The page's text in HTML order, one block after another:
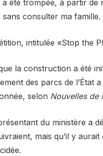
a été trompée, à partir de
sans consulter ma famille.
intitulée «Stop the
la construction a été
des parcs de l’État
selon Nouvelles de
du ministère a
mais qu’il y